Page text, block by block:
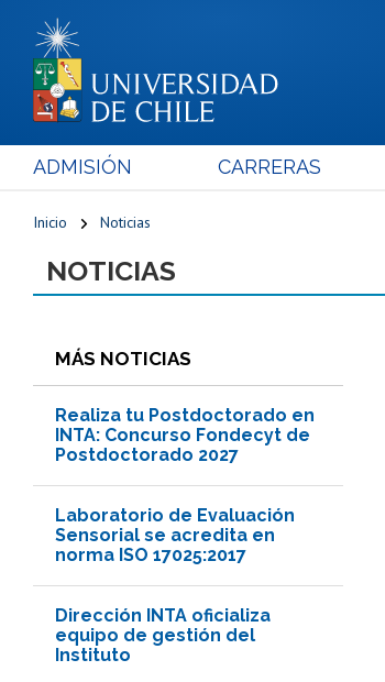
ADMISIÓN CARRERAS
Inicio Noticias
NOTICIAS
MÁS NOTICIAS
Realiza tu Postdoctorado en
INTA: Concurso Fondecyt de
Postdoctorado 2027
Laboratorio de Evaluación
Sensorial se acredita en
norma ISO 17025:2017
Dirección INTA oficializa
equipo de gestión del
Instituto